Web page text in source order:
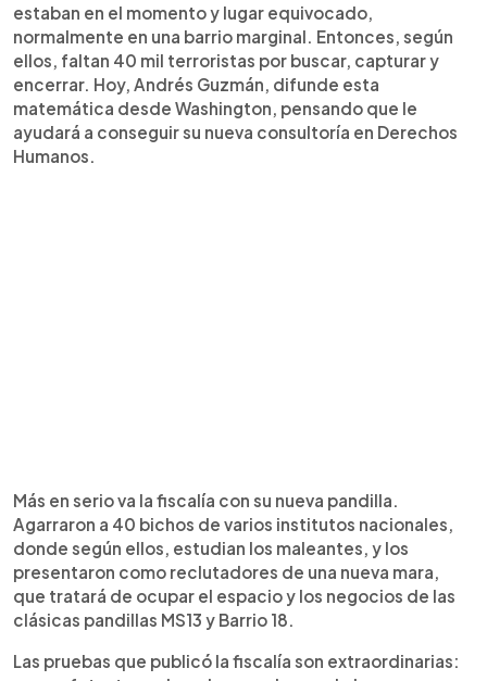
estaban en el momento y lugar equivocado,
normalmente en una barrio marginal. Entonces, según
ellos, faltan 40 mil terroristas por buscar, capturar y
encerrar. Hoy, Andrés Guzmán, difunde esta
matemática desde Washington, pensando que le
ayudará a conseguir su nueva consultoría en Derechos
Humanos.
Más en serio va la fiscalía con su nueva pandilla.
Agarraron a 40 bichos de varios institutos nacionales,
donde según ellos, estudian los maleantes, y los
presentaron como reclutadores de una nueva mara,
que tratará de ocupar el espacio y los negocios de las
clásicas pandillas MS13 y Barrio 18.
Las pruebas que publicó la fiscalía son extraordinarias: